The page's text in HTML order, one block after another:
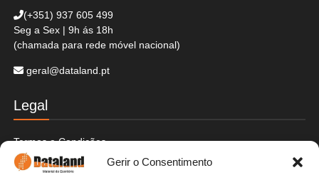
Gerir o Consentimento
(+351) 937 605 499
Seg a Sex | 9h ás 18h
(chamada para rede móvel nacional)
geral@dataland.pt
Legal
Termos e Condições
Politica de Cookies
Politica de Privacidade